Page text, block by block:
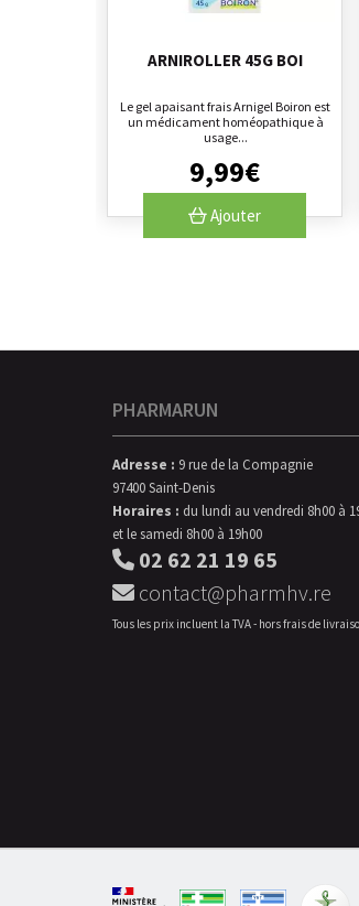
ARNIROLLER 45G BOI
Le gel apaisant frais Arnigel Boiron est
un médicament homéopathique à
usage...
9,99€
Ajouter
PHARMARUN
Adresse : 9 rue de la Compagnie
97400 Saint-Denis
Horaires : du lundi au vendredi 8h00 à
et le samedi 8h00 à 19h00
02 62 21 19 65
contact@pharmhv.re
Tous les prix incluent la TVA - hors frais de